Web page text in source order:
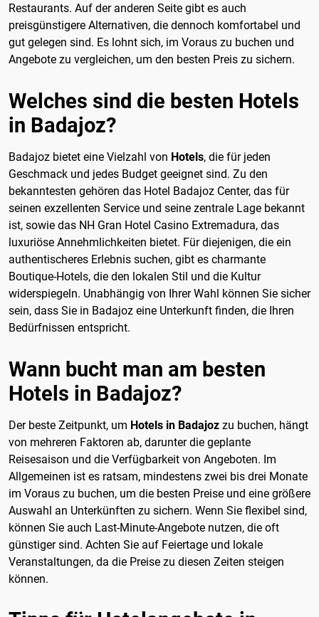
Restaurants. Auf der anderen Seite gibt es auch
preisgünstigere Alternativen, die dennoch komfortabel und
gut gelegen sind. Es lohnt sich, im Voraus zu buchen und
Angebote zu vergleichen, um den besten Preis zu sichern.
Welches sind die besten Hotels
in Badajoz?
Badajoz bietet eine Vielzahl von Hotels, die für jeden
Geschmack und jedes Budget geeignet sind. Zu den
bekanntesten gehören das Hotel Badajoz Center, das für
seinen exzellenten Service und seine zentrale Lage bekannt
ist, sowie das NH Gran Hotel Casino Extremadura, das
luxuriöse Annehmlichkeiten bietet. Für diejenigen, die ein
authentischeres Erlebnis suchen, gibt es charmante
Boutique-Hotels, die den lokalen Stil und die Kultur
widerspiegeln. Unabhängig von Ihrer Wahl können Sie sicher
sein, dass Sie in Badajoz eine Unterkunft finden, die Ihren
Bedürfnissen entspricht.
Wann bucht man am besten
Hotels in Badajoz?
Der beste Zeitpunkt, um Hotels in Badajoz zu buchen, hängt
von mehreren Faktoren ab, darunter die geplante
Reisesaison und die Verfügbarkeit von Angeboten. Im
Allgemeinen ist es ratsam, mindestens zwei bis drei Monate
im Voraus zu buchen, um die besten Preise und eine größere
Auswahl an Unterkünften zu sichern. Wenn Sie flexibel sind,
können Sie auch Last-Minute-Angebote nutzen, die oft
günstiger sind. Achten Sie auf Feiertage und lokale
Veranstaltungen, da die Preise zu diesen Zeiten steigen
können.